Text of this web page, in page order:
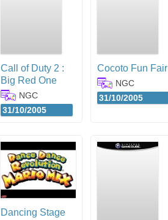
Call of Duty 2 :
Big Red One
NGC
31/10/2005
Cocoto Fun Fair
NGC
31/10/2005
Dancing Stage